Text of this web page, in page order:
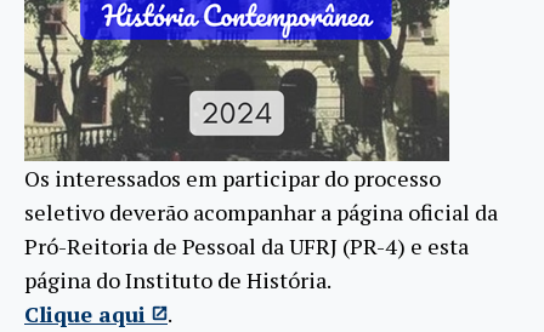
Os interessados em participar do processo
seletivo deverão acompanhar a página oficial da
Pró-Reitoria de Pessoal da UFRJ (PR-4) e esta
página do Instituto de História.
Clique aqui
.